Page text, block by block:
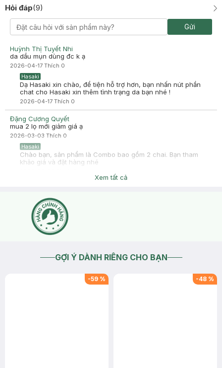
Hỏi đáp(9)
Gửi
Huỳnh Thị Tuyết Nhi
da dầu mụn dùng đc k ạ
2026-04-17 Thích 0
Hasaki
Dạ Hasaki xin chào, để tiện hỗ trợ hơn, bạn nhấn nút phần
chat cho Hasaki xin thêm tình trạng da bạn nhé !
2026-04-17 Thích 0
Đặng Cương Quyết
mua 2 lọ mới giảm giá ạ
2026-03-03 Thích 0
Hasaki
Chào bạn, sản phẩm là Combo bao gồm 2 chai. Bạn tham
khảo giá và đặt hàng nhé
Xem tất cả
GỢI Ý DÀNH RIÊNG CHO BẠN
-59 % -48 %